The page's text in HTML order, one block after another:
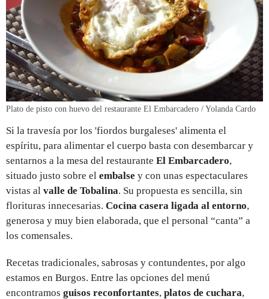
Plato de pisto con huevo del restaurante El Embarcadero / Yolanda Cardo
Si la travesía por los 'fiordos burgaleses' alimenta el
espíritu, para alimentar el cuerpo basta con desembarcar y
sentarnos a la mesa del restaurante El Embarcadero,
situado justo sobre el embalse y con unas espectaculares
vistas al valle de Tobalina. Su propuesta es sencilla, sin
florituras innecesarias. Cocina casera ligada al entorno,
generosa y muy bien elaborada, que el personal “canta” a
los comensales.
Recetas tradicionales, sabrosas y contundentes, por algo
estamos en Burgos. Entre las opciones del menú
encontramos guisos reconfortantes, platos de cuchara,